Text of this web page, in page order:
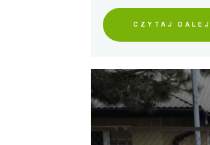
CZYTAJ DALEJ